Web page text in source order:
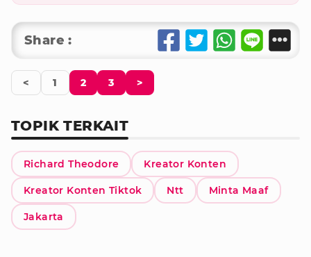
Share :
< 1 2 3 >
TOPIK TERKAIT
Richard Theodore Kreator Konten
Kreator Konten Tiktok Ntt Minta Maaf
Jakarta